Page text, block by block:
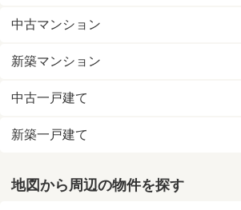
中古マンション
新築マンション
中古一戸建て
新築一戸建て
地図から周辺の物件を探す